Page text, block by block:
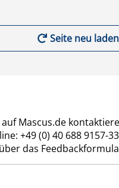
Seite neu laden
Mascus.de
+49 (0) 40 688 9157-
das